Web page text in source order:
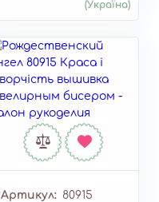
(Україна)
Артикул 80915